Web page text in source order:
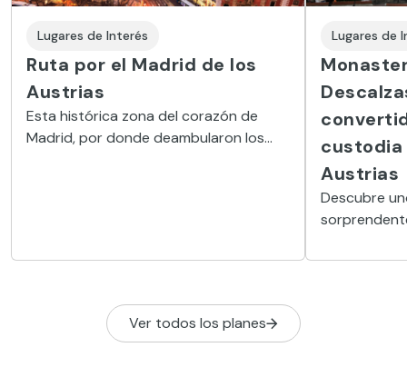
Lugares de Interés
Ruta por el Madrid de los
Austrias
Esta histórica zona del corazón de
Madrid, por donde deambularon los
Lugares de
custodia
Austrias
Descubre
que guarda
Ver todos los planes